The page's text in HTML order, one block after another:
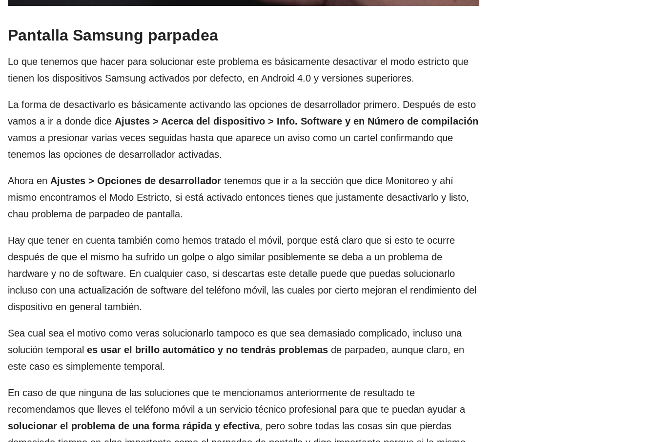
Pantalla Samsung parpadea
Lo que tenemos que hacer para solucionar este problema es básicamente desactivar el modo estricto que
tienen los dispositivos Samsung activados por defecto, en Android 4.0 y versiones superiores.
La forma de desactivarlo es básicamente activando las opciones de desarrollador primero. Después de esto
vamos a ir a donde dice Ajustes > Acerca del dispositivo > Info. Software y en Número de compilación
vamos a presionar varias veces seguidas hasta que aparece un aviso como un cartel confirmando que
tenemos las opciones de desarrollador activadas.
Ahora en Ajustes > Opciones de desarrollador tenemos que ir a la sección que dice Monitoreo y ahí
mismo encontramos el Modo Estricto, si está activado entonces tienes que justamente desactivarlo y listo,
chau problema de parpadeo de pantalla.
Hay que tener en cuenta también como hemos tratado el móvil, porque está claro que si esto te ocurre
después de que el mismo ha sufrido un golpe o algo similar posiblemente se deba a un problema de
hardware y no de software. En cualquier caso, si descartas este detalle puede que puedas solucionarlo
incluso con una actualización de software del teléfono móvil, las cuales por cierto mejoran el rendimiento del
dispositivo en general también.
Sea cual sea el motivo como veras solucionarlo tampoco es que sea demasiado complicado, incluso una
solución temporal es usar el brillo automático y no tendrás problemas de parpadeo, aunque claro, en
este caso es simplemente temporal.
En caso de que ninguna de las soluciones que te mencionamos anteriormente de resultado te
recomendamos que lleves el teléfono móvil a un servicio técnico profesional para que te puedan ayudar a
solucionar el problema de una forma rápida y efectiva, pero sobre todas las cosas sin que pierdas